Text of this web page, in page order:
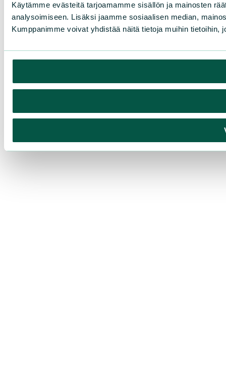
Käytämme evästeitä tarjoamamme sisällön ja mainosten
analysoimiseen. Lisäksi jaamme sosiaalisen median,
Kumppanimme voivat yhdistää näitä tietoja muihin tietoihin,